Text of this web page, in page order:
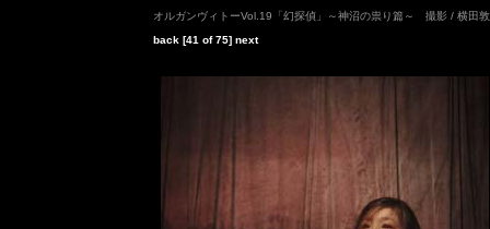
オルガンヴィトーVol.19「幻探偵」～神沼の祟り篇～ 撮影 / 横田
back [41 of 75] next